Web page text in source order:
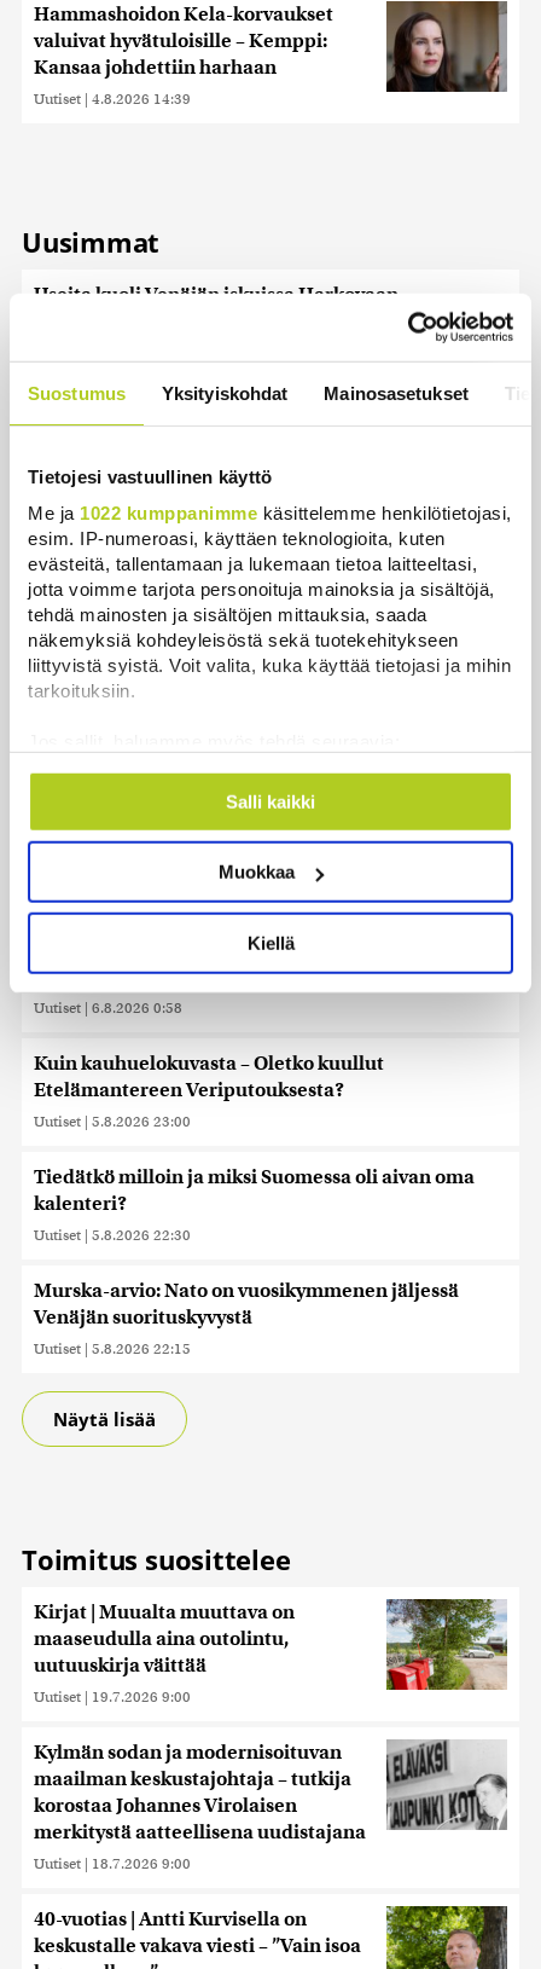
Suostumus Yksityiskohdat Mainosasetukset
Tietojesi vastuullinen käyttö
Me ja 1022 kumppanimme käsittelemme henkilötietojasi,
esim. IP-numeroasi, käyttäen teknologioita, kuten
evästeitä, tallentamaan ja lukemaan tietoa laitteeltasi,
jotta voimme tarjota personoituja mainoksia ja sisältöjä,
tehdä mainosten ja sisältöjen mittauksia, saada
näkemyksiä kohdeyleisöstä sekä tuotekehitykseen
liittyvistä syistä. Voit valita, kuka käyttää tietojasi ja mihin
tarkoituksiin.
Kerätä tietoja maantieteellisestä sijainnistasi,
mahdollisesti muutaman metrin tarkkuudella
ominaispiirteitä aktiivisesti (sormenjäljen
Lue lisää siitä, miten henkilötietojasi käsitellään ja miten
suostumustasi tai peruuttaa sen milloin vain
evästeilmoituksessa.
räätälöimiseen, sosiaalisen median ominaisuuksien
tukemiseen ja kävijämäärämme analysoimiseen. Lisäksi
jaamme sosiaalisen median, mainosalan ja analytiikka-
alan kumppaneillemme tietoja siitä, miten käytät
tietoja muihin tietoihin, joita olet antanut heille tai joita on
kerätty, kun olet käyttänyt heidän palvelujaan. Tietoja
saatetaan myös siirtää ulkomaille.
Salli kaikki
Muokkaa
Kiellä
Hammashoidon Kela-korvaukset
valuivat hyvätuloisille – Kemppi:
Kansaa johdettiin harhaan
Uutiset | 4.8.2026 14:39
Uusimmat
Useita kuoli Venäjän iskuissa Harkovaan
Arvio: Julkisia menoja leikattava lisää ensi
hallituskaudella EU-tavoitteissa pysymiseksi
Ylen kannatusmittaus: Perussuomalaiset nousi,
vasemmistoliitto laski
Saksan sisäministeri: Lentokentän droonilöytöä
tutkitaan hybridihyökkäyksenä
Uutiset | 6.8.2026 5:59
Kuuhun ennustetusti
Uutiset | 6.8.2026 4:01
Torstaina 1,9 miljoonalla suomalaisella on
kiinteistöveron eräpäivä
Khamenein kanssa viestiminen on vaikeaa, sanoo
Iranin presidentti
Uutiset | 6.8.2026 0:58
Kuin kauhuelokuvasta – Oletko kuullut
Etelämantereen Veriputouksesta?
Uutiset | 5.8.2026 23:00
Tiedätkö milloin ja miksi Suomessa oli aivan oma
kalenteri?
Uutiset | 5.8.2026 22:30
Murska-arvio: Nato on vuosikymmenen jäljessä
Venäjän suorituskyvystä
Uutiset | 5.8.2026 22:15
Näytä lisää
Toimitus suosittelee
Kirjat | Muualta muuttava on
maaseudulla aina outolintu,
uutuuskirja väittää
Uutiset | 19.7.2026 9:00
Kylmän sodan ja modernisoituvan
maailman keskustajohtaja – tutkija
korostaa Johannes Virolaisen
merkitystä aatteellisena uudistajana
Uutiset | 18.7.2026 9:00
40-vuotias | Antti Kurvisella on
keskustalle vakava viesti – ”Vain isoa